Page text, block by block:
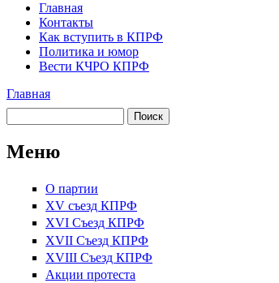
Главное меню
Главная
Контакты
Как вступить в КПРФ
Политика и юмор
Вести КЧРО КПРФ
Вы здесь
Главная
Меню
О партии
XV съезд КПРФ
XVI Съезд КПРФ
XVII Cъезд КПРФ
XVIII Cъезд КПРФ
Акции протеста